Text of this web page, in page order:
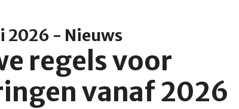
2026 - Nieuws
regels voor
vanaf 2026